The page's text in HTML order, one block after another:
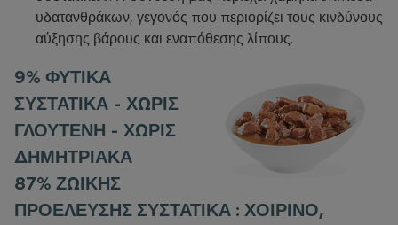
υδατανθράκων, γεγονός που περιορίζει τους κινδύνους
αύξησης βάρους και εναπόθεσης λίπους.
9% ΦΥΤΙΚΆ
ΣΥΣΤΑΤΙΚΆ - ΧΩΡΊΣ
ΓΛΟΥΤΈΝΗ - ΧΩΡΊΣ
ΔΗΜΗΤΡΙΑΚΆ
87% ΖΩΙΚΉΣ
ΠΡΟΈΛΕΥΣΗΣ ΣΥΣΤΑΤΙΚΆ : ΧΟΙΡΙΝΌ,